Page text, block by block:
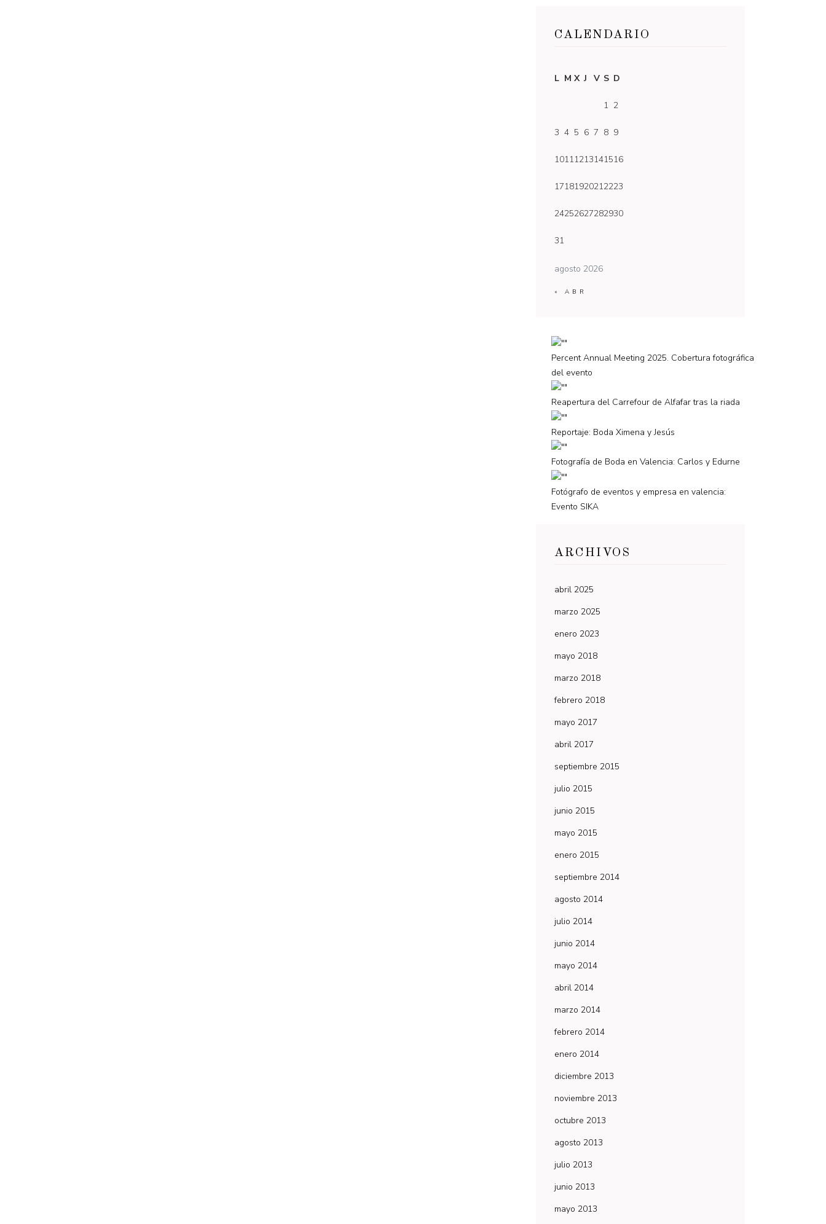
CALENDARIO
agosto 2026
L M X J V S D
1 2
3 4 5 6 7 8 9
10111213141516
17181920212223
24252627282930
31
« ABR
Percent Annual Meeting 2025. Cobertura fotográfica
del evento
Reapertura del Carrefour de Alfafar tras la riada
Reportaje: Boda Ximena y Jesús
Fotografía de Boda en Valencia: Carlos y Edurne
Fotógrafo de eventos y empresa en valencia:
Evento SIKA
ARCHIVOS
abril 2025
marzo 2025
enero 2023
mayo 2018
marzo 2018
febrero 2018
mayo 2017
abril 2017
septiembre 2015
julio 2015
junio 2015
mayo 2015
enero 2015
septiembre 2014
agosto 2014
julio 2014
junio 2014
mayo 2014
abril 2014
marzo 2014
febrero 2014
enero 2014
diciembre 2013
noviembre 2013
octubre 2013
agosto 2013
julio 2013
junio 2013
mayo 2013